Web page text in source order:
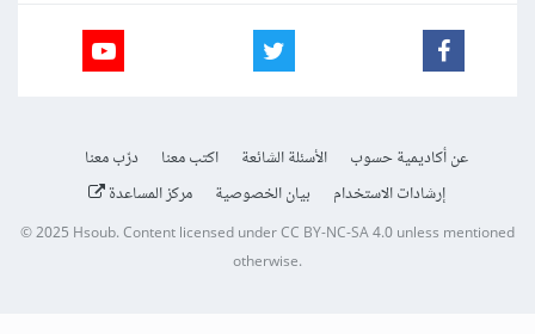
عن أكاديمية حسوب الأسئلة الشائعة اكتب معنا
درّب معنا
إرشادات الاستخدام
بيان الخصوصية مركز المساعدة
© 2025Hsoub.Content licensed underCC BY-NC-SA 4.0unless mentioned
otherwise.